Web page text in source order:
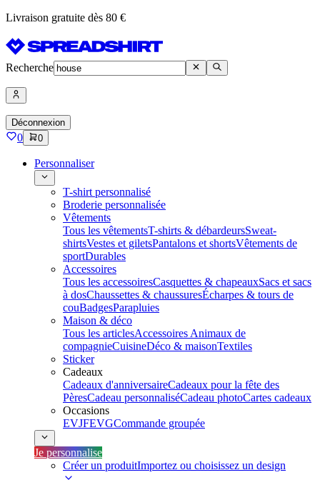
Livraison gratuite dès 80 €
Recherche
Déconnexion
0 0
Personnaliser
T-shirt personnalisé
Broderie personnalisée
Vêtements
Tous les vêtementsT-shirts & débardeursSweat-
shirtsVestes et giletsPantalons et shortsVêtements de
sportDurables
Accessoires
Tous les accessoiresCasquettes & chapeauxSacs et sacs
à dosChaussettes & chaussuresÉcharpes & tours de
couBadgesParapluies
Maison & déco
Tous les articlesAccessoires Animaux de
compagnieCuisineDéco & maisonTextiles
Sticker
Cadeaux
Cadeaux d'anniversaireCadeaux pour la fête des
PèresCadeau personnaliséCadeau photoCartes cadeaux
Occasions
EVJFEVGCommande groupée
Je personnalise
Créer un produitImportez ou choisissez un design